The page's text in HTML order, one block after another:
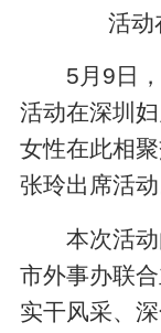
活动
5月9日
活动在深圳
女性在此相
张玲出席活动
本次活
市外事办联
实干风采、